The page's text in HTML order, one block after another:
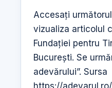
a
29
de
ani
Accesați
vizualiza articolul
Fundaţiei pentru
Bucureşti. Se
adevărului”. Sursa
https://